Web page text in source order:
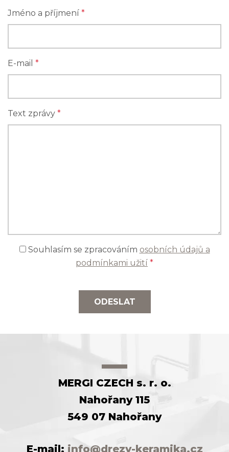
Jméno a příjmení *
E-mail *
Text zprávy *
Souhlasím se zpracováním osobních údajů a
podmínkami užití *
ODESLAT
MERGI CZECH s. r. o.
Nahořany 115
549 07 Nahořany
E-mail: info@drezy-keramika.cz